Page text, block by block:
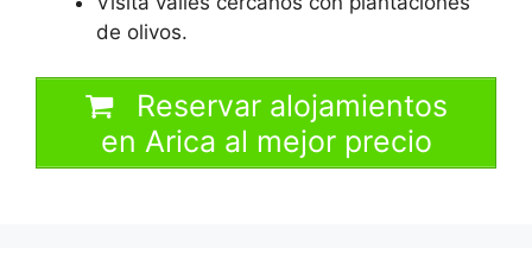
de olivos.
Reservar alojamientos
en Arica al mejor precio